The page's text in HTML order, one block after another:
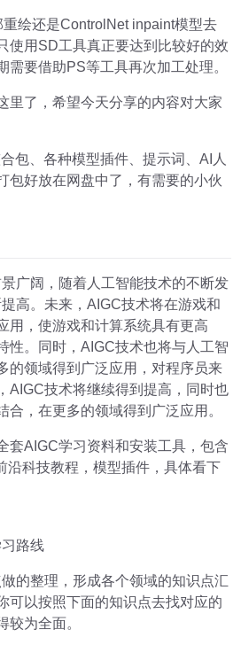
重绘还是ControlNet inpaint模型去
使用SD工具真正要达到比较好的效
需要借助PS等工具再次加工处理。
里了，希望今天分享的内容对大家
包、各种模型插件、提示词、AI人
包好放在网盘中了，有需要的小伙
广阔，随着人工智能技术的不断发
高。未来，AIGC技术将在游戏和
用，使游戏和计算系统具有更高
性。同时，AIGC技术也将与人工智
的领域得到广泛应用，对程序员来
AIGC技术将继续得到提高，同时也
合，在更多的领域得到广泛应用。
套AIGC学习资料和安装工具，包含
沿科技教程，模型插件，具体看下
路线
的整理，形成各个领域的知识点汇
可以按照下面的知识点去找对应的
较为全面。